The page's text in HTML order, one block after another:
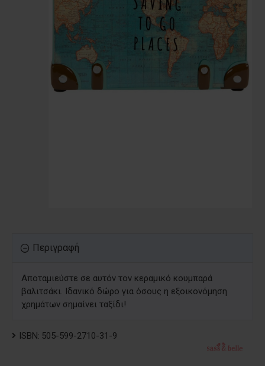
Περιγραφή
Αποταμιεύστε σε αυτόν τον κεραμικό κουμπαρά
βαλιτσάκι. Ιδανικό δώρο για όσους η εξοικονόμηση
χρημάτων σημαίνει ταξίδι!
ISBN: 505-599-2710-31-9